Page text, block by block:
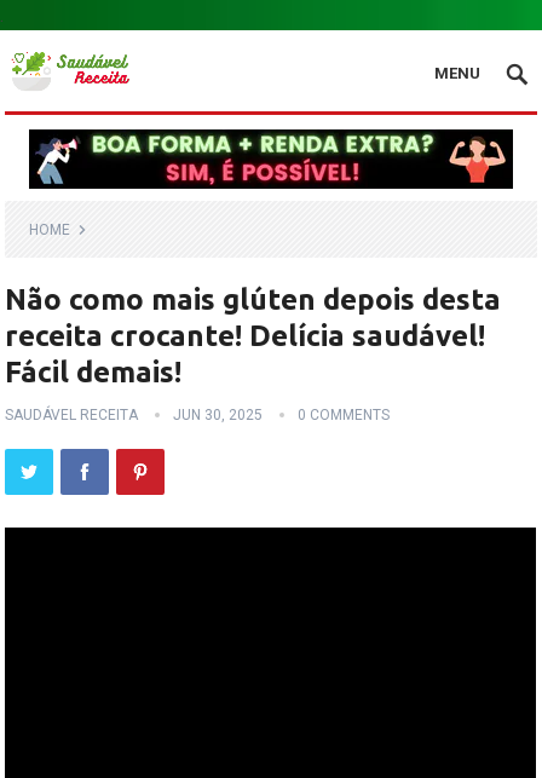
.
MENU
HOME
Não como mais glúten depois desta
receita crocante! Delícia saudável!
Fácil demais!
SAUDÁVEL RECEITA JUN 30, 2025 0 COMMENTS